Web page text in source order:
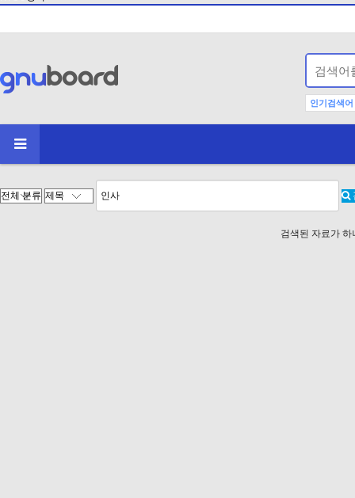
인기검색어
검색된 자료가 하